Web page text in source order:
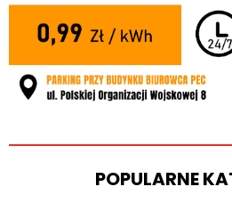
POPULARNE